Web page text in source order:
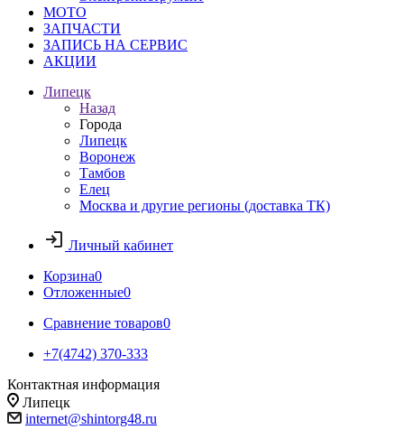
МОТО
ЗАПЧАСТИ
ЗАПИСЬ НА СЕРВИС
АКЦИИ
Липецк
Назад
Города
Липецк
Воронеж
Тамбов
Елец
Москва и другие регионы (доставка ТК)
Личный кабинет
Корзина0
Отложенные0
Сравнение товаров0
+7(4742) 370-333
Контактная информация
Липецк
internet@shintorg48.ru